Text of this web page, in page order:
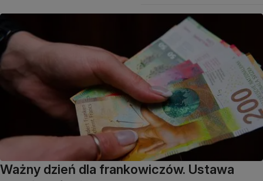
Ważny dzień dla frankowiczów. Ustawa